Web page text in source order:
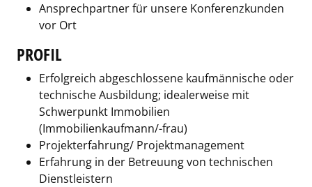
Ansprechpartner für unsere Konferenzkunden
vor Ort
PROFIL
Erfolgreich abgeschlossene kaufmännische oder
technische Ausbildung; idealerweise mit
Schwerpunkt Immobilien
(Immobilienkaufmann/-frau)
Projekterfahrung/ Projektmanagement
Erfahrung in der Betreuung von technischen
Dienstleistern